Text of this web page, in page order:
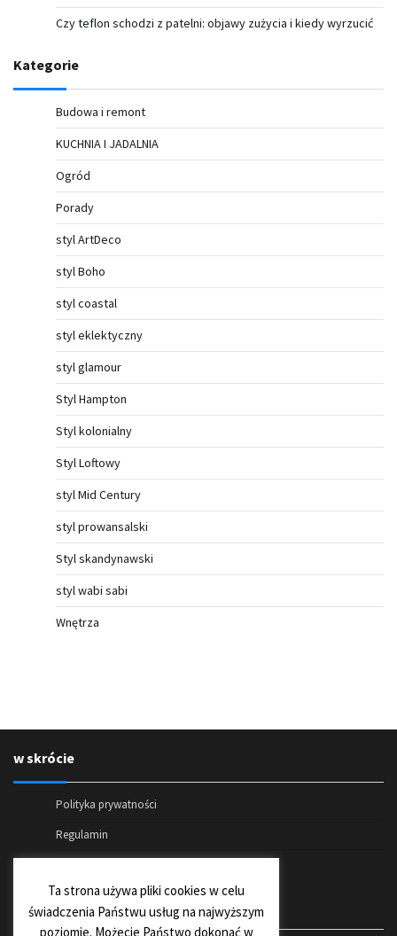
Czy teflon schodzi z patelni: objawy zużycia i kiedy wyrzucić
Kategorie
Budowa i remont
KUCHNIA I JADALNIA
Ogród
Porady
styl ArtDeco
styl Boho
styl coastal
styl eklektyczny
styl glamour
Styl Hampton
Styl kolonialny
Styl Loftowy
styl Mid Century
styl prowansalski
Styl skandynawski
styl wabi sabi
Wnętrza
w skrócie
Polityka prywatności
Regulamin
Social media
Ta strona używa pliki cookies w celu
świadczenia Państwu usług na najwyższym
poziomie. Możecie Państwo dokonać w